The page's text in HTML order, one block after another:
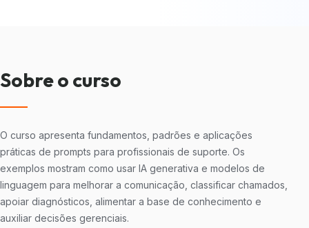
Sobre o curso
O curso apresenta fundamentos, padrões e aplicações
práticas de prompts para profissionais de suporte. Os
exemplos mostram como usar IA generativa e modelos de
linguagem para melhorar a comunicação, classificar chamados,
apoiar diagnósticos, alimentar a base de conhecimento e
auxiliar decisões gerenciais.